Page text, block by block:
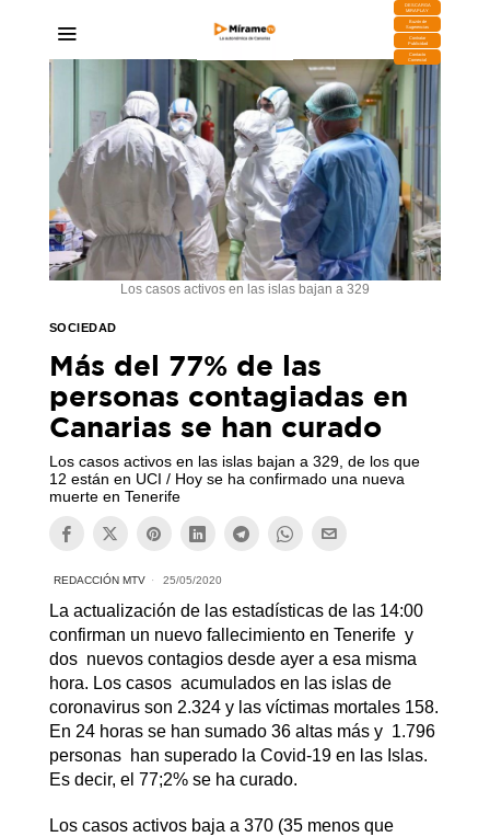
DESCARGA
MIRAPLAY
Buzón de
Sugerencias
Contratar
Publicidad
Contacto
Comercial
Los casos activos en las islas bajan a 329
SOCIEDAD
Más del 77% de las
personas contagiadas en
Canarias se han curado
Los casos activos en las islas bajan a 329, de los que
12 están en UCI / Hoy se ha confirmado una nueva
muerte en Tenerife
REDACCIÓN MTV 25/05/2020
La actualización de las estadísticas de las 14:00
confirman un nuevo fallecimiento en Tenerife y
dos nuevos contagios desde ayer a esa misma
hora. Los casos acumulados en las islas de
coronavirus son 2.324 y las víctimas mortales 158.
En 24 horas se han sumado 36 altas más y 1.796
personas han superado la Covid-19 en las Islas.
Es decir, el 77;2% se ha curado.
Los casos activos baja a 370 (35 menos que